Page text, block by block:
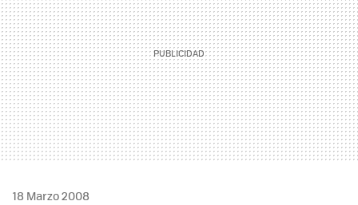
18 Marzo 2008